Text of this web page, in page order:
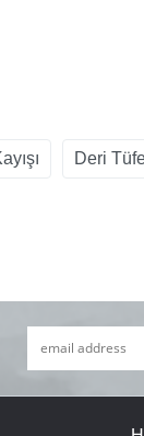
Deri